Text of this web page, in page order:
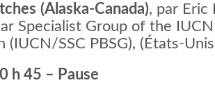
(Alaska-Canada), par Eric
Specialist Group of the
(IUCN/SSC PBSG), (États-
h 45 – Pause